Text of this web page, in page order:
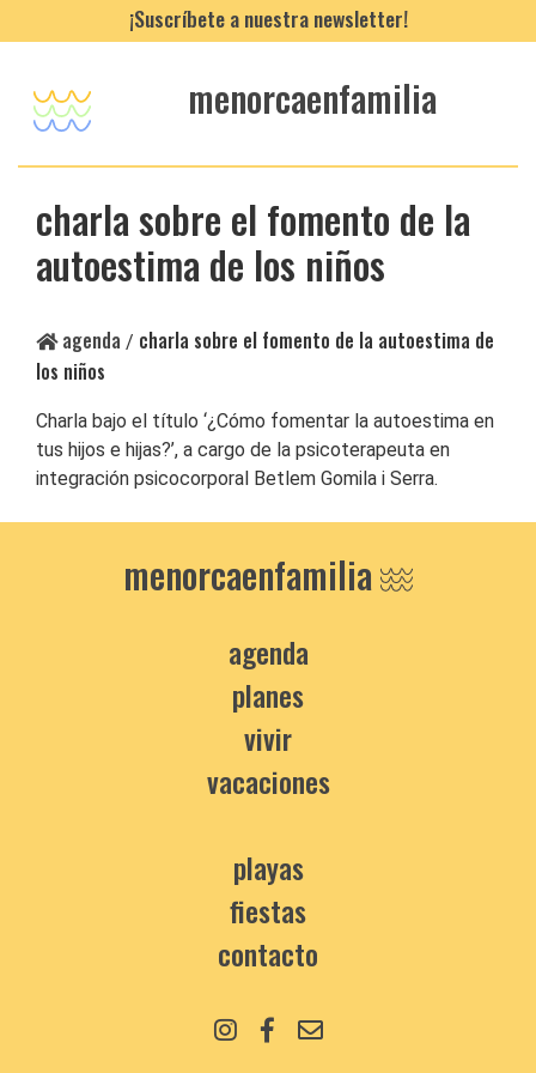
¡Suscríbete a nuestra newsletter!
menorcaenfamilia
charla sobre el fomento de la
autoestima de los niños
agenda / charla sobre el fomento de la autoestima de
los niños
Charla bajo el título ‘¿Cómo fomentar la autoestima en
tus hijos e hijas?’, a cargo de la psicoterapeuta en
integración psicocorporal Betlem Gomila i Serra.
menorcaenfamilia
agenda
planes
vivir
vacaciones
playas
fiestas
contacto